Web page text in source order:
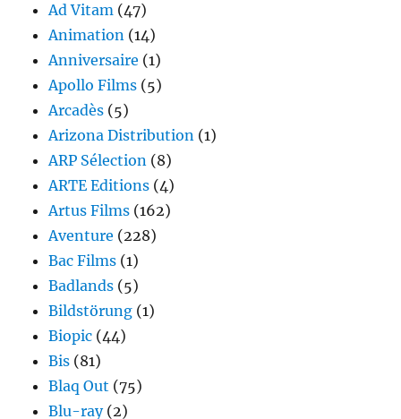
Ad Vitam (47)
Animation (14)
Anniversaire (1)
Apollo Films (5)
Arcadès (5)
Arizona Distribution (1)
ARP Sélection (8)
ARTE Editions (4)
Artus Films (162)
Aventure (228)
Bac Films (1)
Badlands (5)
Bildstörung (1)
Biopic (44)
Bis (81)
Blaq Out (75)
Blu-ray(2)